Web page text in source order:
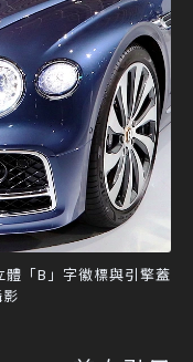
「B」字徽標與引擎蓋